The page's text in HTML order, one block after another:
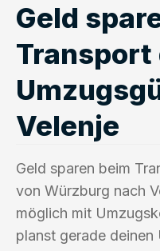
Geld
Transport
Velenje
Geld sparen beim
von Würzburg nach
möglich mit
planst gerade